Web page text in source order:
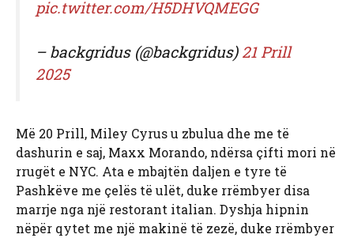
pic.twitter.com/H5DHVQMEGG
– backgridus (@backgridus) 21 Prill
2025
Më 20 Prill, Miley Cyrus u zbulua dhe me të
dashurin e saj, Maxx Morando, ndërsa çifti mori në
rrugët e NYC. Ata e mbajtën daljen e tyre të
Pashkëve me çelës të ulët, duke rrëmbyer disa
marrje nga një restorant italian. Dyshja hipnin
nëpër qytet me një makinë të zezë, duke rrëmbyer